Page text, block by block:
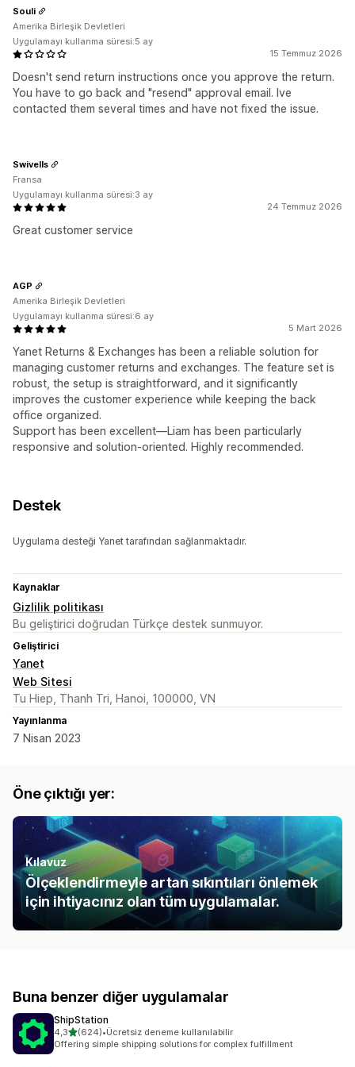
15 Temmuz 2026
Doesn't send return instructions once you approve the return.
You have to go back and "resend" approval email. Ive
contacted them several times and have not fixed the issue.
Souli
Amerika Birleşik Devletleri
Uygulamayı kullanma süresi:5 ay
24 Temmuz 2026
Great customer service
Swivells
Fransa
Uygulamayı kullanma süresi:3 ay
5 Mart 2026
Yanet Returns & Exchanges has been a reliable solution for
managing customer returns and exchanges. The feature set is
robust, the setup is straightforward, and it significantly
improves the customer experience while keeping the back
office organized.
Support has been excellent—Liam has been particularly
responsive and solution-oriented. Highly recommended.
AGP
Amerika Birleşik Devletleri
Uygulamayı kullanma süresi:6 ay
Destek
Uygulama desteği Yanet tarafından sağlanmaktadır.
Kaynaklar
Gizlilik politikası
Bu geliştirici doğrudan Türkçe destek sunmuyor.
Geliştirici
Yanet
Web Sitesi
Tu Hiep, Thanh Tri, Hanoi, 100000, VN
Yayınlanma
7 Nisan 2023
Öne çıktığı yer:
Kılavuz
Ölçeklendirmeyle artan sıkıntıları önlemek
için ihtiyacınız olan tüm uygulamalar.
Buna benzer diğer uygulamalar
ShipStation
4,35 yıldız üzerinden
(624)
toplam 624 değerlendirme
•Ücretsiz deneme kullanılabilir
Offering simple shipping solutions for complex fulfillment